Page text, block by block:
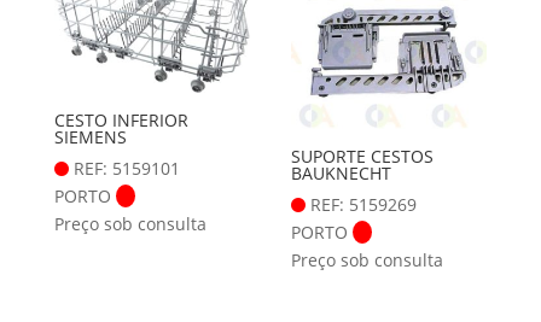
CESTO INFERIOR
SIEMENS
REF: 5159101
PORTO
Preço sob consulta
SUPORTE CESTOS
BAUKNECHT
REF: 5159269
PORTO
Preço sob consulta